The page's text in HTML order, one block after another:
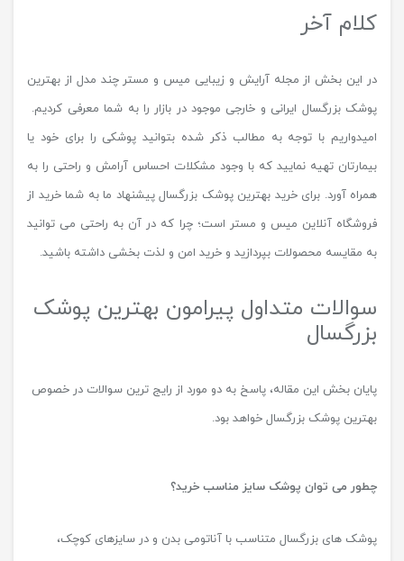
کلام آخر
در این بخش از مجله آرایش و زیبایی میس و مستر چند مدل از بهترین
پوشک بزرگسال ایرانی و خارجی موجود در بازار را به شما معرفی کردیم.
امیدواریم با توجه به مطالب ذکر شده بتوانید پوشکی را برای خود یا
بیمارتان تهیه نمایید که با وجود مشکلات احساس آرامش و راحتی را به
همراه آورد. برای خرید بهترین پوشک بزرگسال پیشنهاد ما به شما خرید از
فروشگاه آنلاین میس و مستر است؛ چرا که در آن به راحتی می توانید
به مقایسه محصولات بپردازید و خرید امن و لذت بخشی داشته باشید.
سوالات متداول پیرامون بهترین پوشک
بزرگسال
پایان بخش این مقاله، پاسخ به دو مورد از رایج ترین سوالات در خصوص
بهترین پوشک بزرگسال خواهد بود.
چطور می توان پوشک سایز مناسب خرید؟
پوشک های بزرگسال متناسب با آناتومی بدن و در سایزهای کوچک،